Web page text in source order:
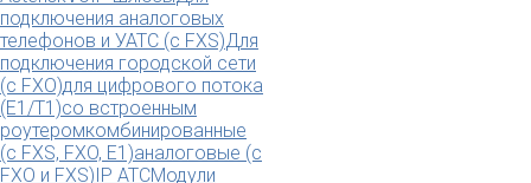
подключения аналоговых
телефонов и УАТС (с FXS)Для
подключения городской сети
(с FXO)для цифрового потока
(E1/T1)со встроенным
роутеромкомбинированные
(c FXS, FXO, E1)аналоговые (с
FXO и FXS)IP АТСМодули